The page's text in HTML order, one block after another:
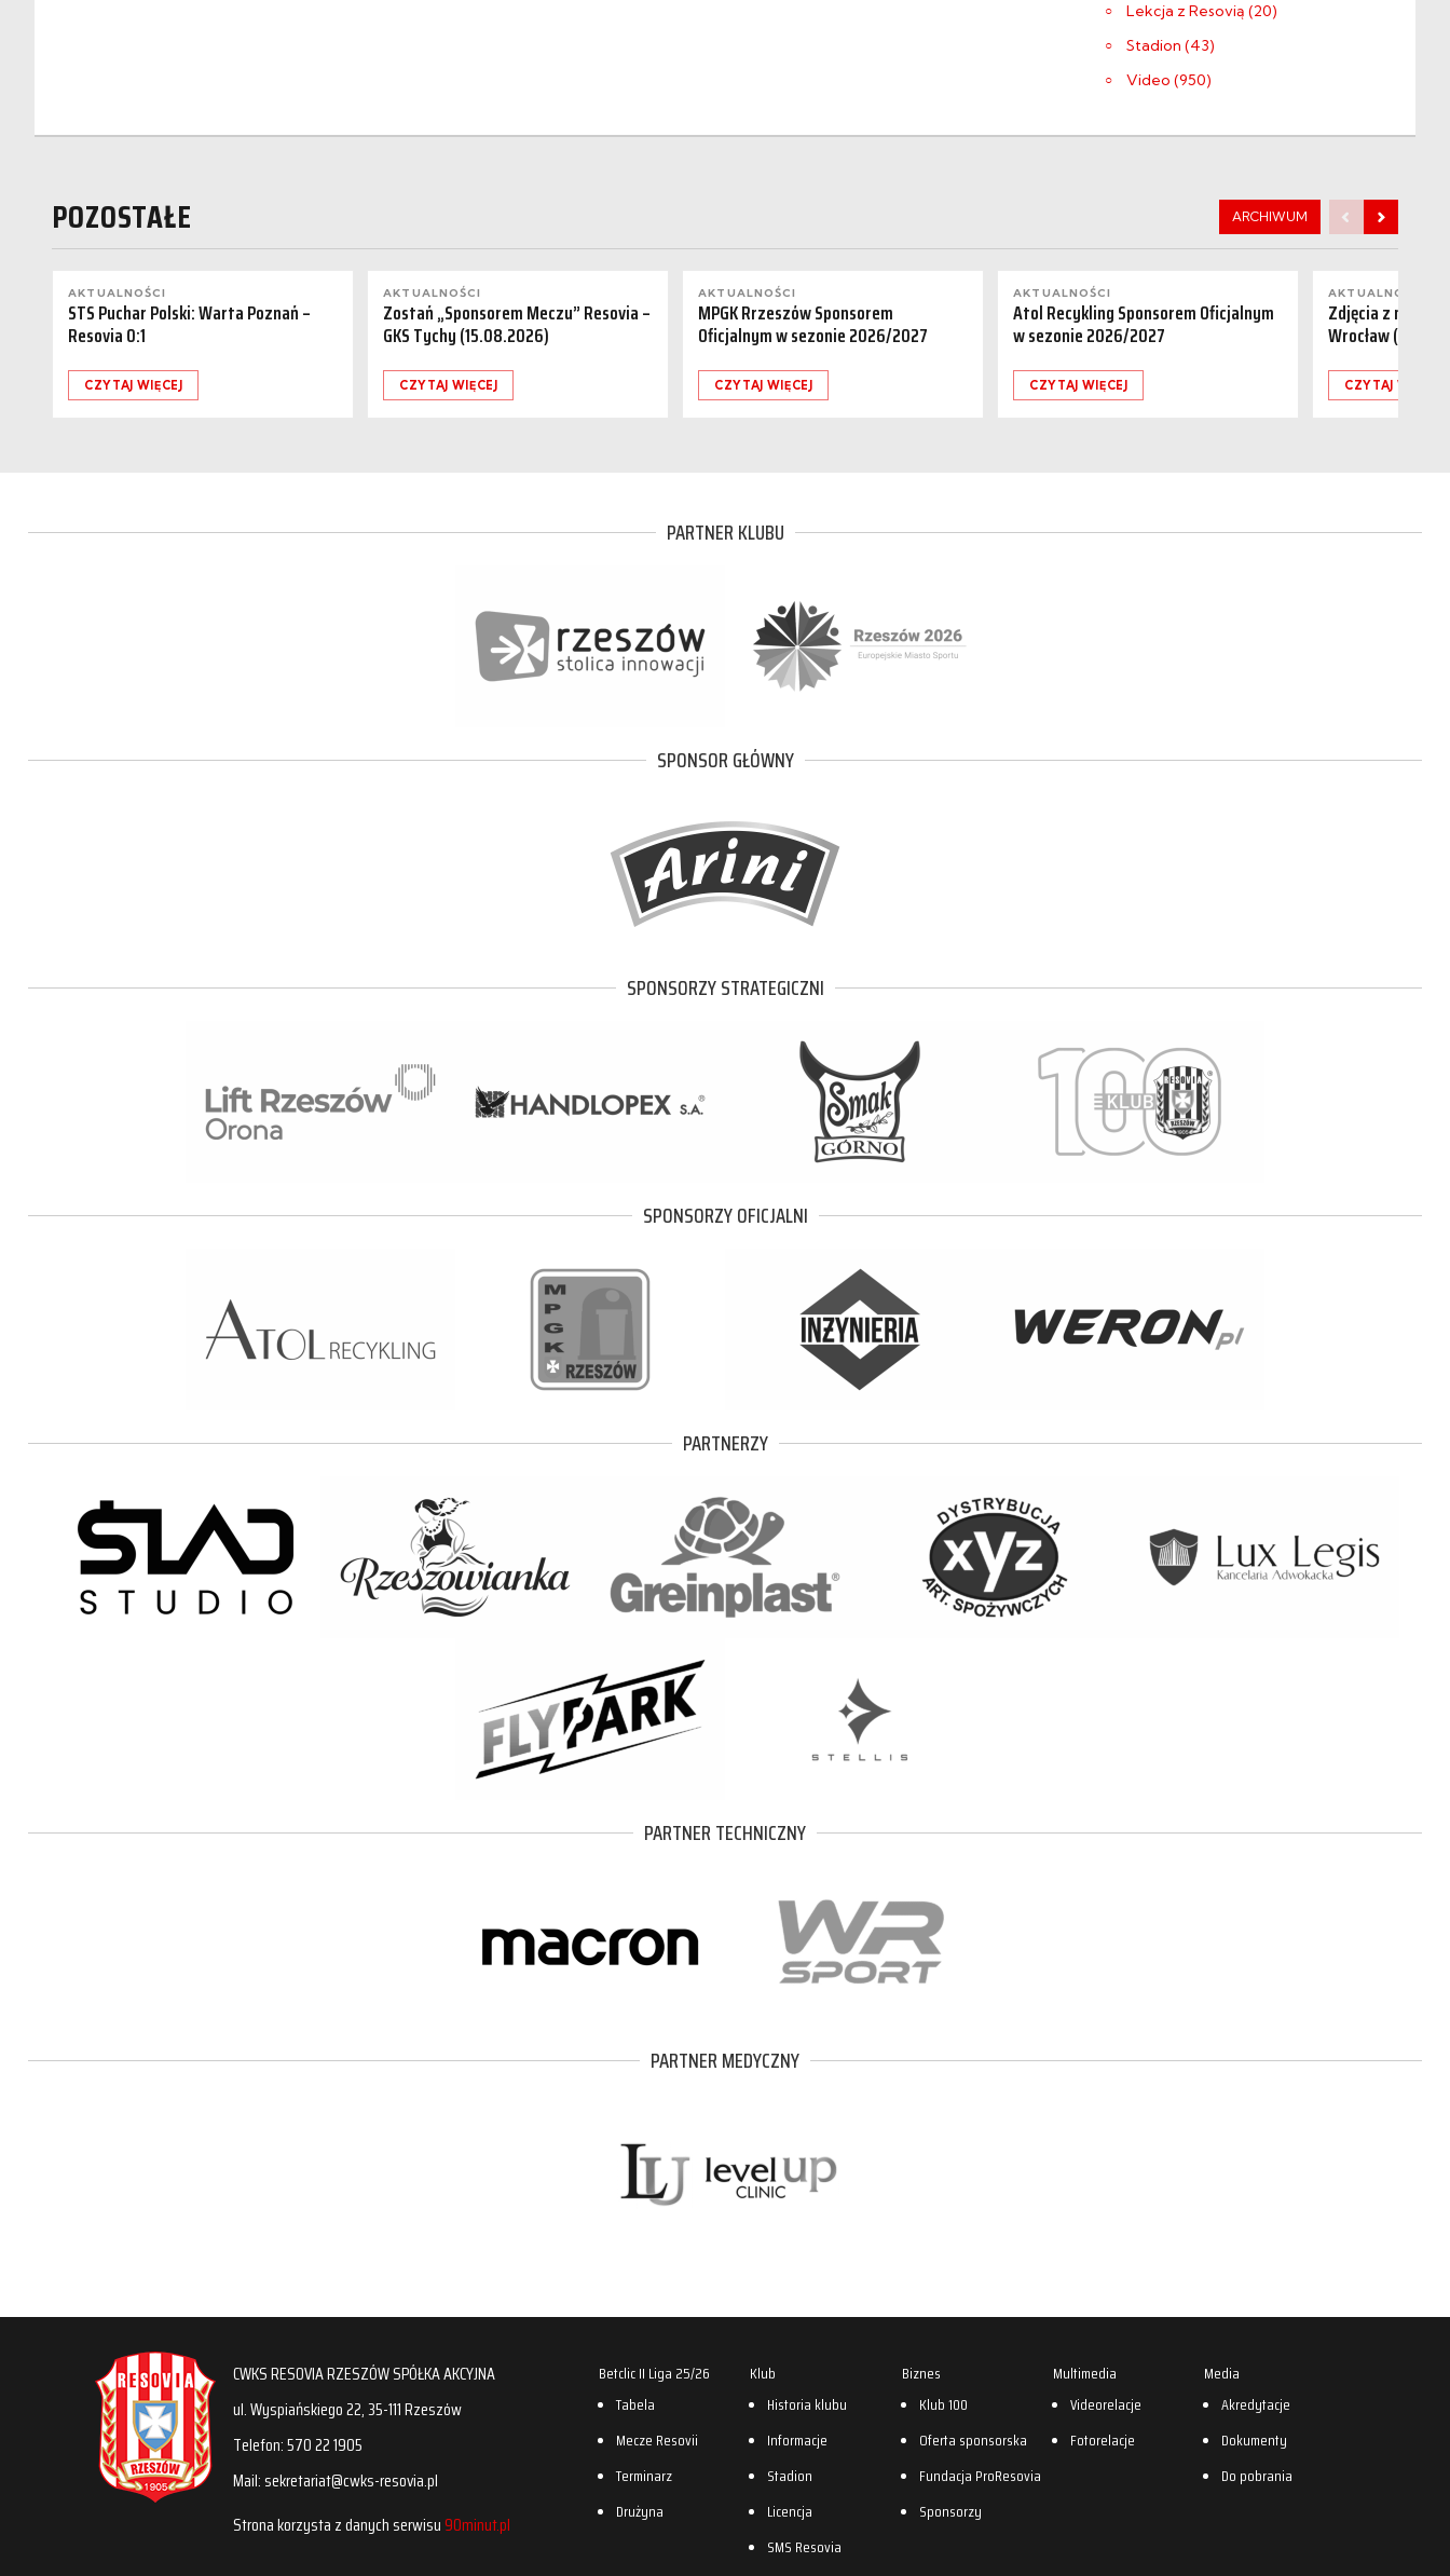
Lekcja z Resovią (20)
Stadion (43)
Video (950)
POZOSTAŁE ARCHIWUM
AKTUALNOŚCI
STS Puchar Polski: Warta Poznań –
Resovia 0:1
CZYTAJ WIĘCEJ
AKTUALNOŚCI
Zostań „Sponsorem Meczu” Resovia –
GKS Tychy (15.08.2026)
CZYTAJ WIĘCEJ
AKTUALNOŚCI
MPGK Rrzeszów Sponsorem
Oficjalnym w sezonie 2026/2027
CZYTAJ WIĘCEJ
AKTUALNOŚCI
Atol Recykling Sponsorem Oficjalnym
w sezonie 2026/2027
CZYTAJ WIĘCEJ
AKTUALNOŚCI
Zdjęcia z meczu
Wrocław
CZYTAJ WIĘCEJ
PARTNER KLUBU
SPONSOR GŁÓWNY
SPONSORZY STRATEGICZNI
SPONSORZY OFICJALNI
PARTNERZY
PARTNER TECHNICZNY
PARTNER MEDYCZNY
CWKS RESOVIA RZESZÓW SPÓŁKA AKCYJNA
ul. Wyspiańskiego 22, 35-111 Rzeszów
Telefon: 570 22 1905
Mail: sekretariat@cwks-resovia.pl
Strona korzysta z danych serwisu90minut.pl
Betclic II Liga 25/26
Tabela
Mecze Resovii
Terminarz
Drużyna
Klub
Historia klubu
Informacje
Stadion
Licencja
SMS Resovia
Biznes
Klub 100
Oferta sponsorska
Fundacja ProResovia
Sponsorzy
Multimedia
Videorelacje
Fotorelacje
Media
Akredytacje
Dokumenty
Do pobrania